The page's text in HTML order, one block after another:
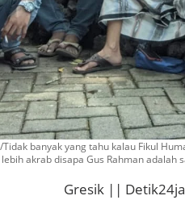
banyak yang tahu kalau Fikul
akrab disapa Gus Rahman
Gresik ||